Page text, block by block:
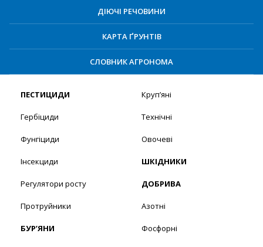
ДІЮЧІ РЕЧОВИНИ
КАРТА ҐРУНТІВ
СЛОВНИК АГРОНОМА
ПЕСТИЦИДИ
Гербіциди
Фунгіциди
Інсекциди
Регулятори росту
Протруйники
БУР’ЯНИ
Круп’яні
Технічні
Овочеві
ШКІДНИКИ
ДОБРИВА
Азотні
Фосфорні